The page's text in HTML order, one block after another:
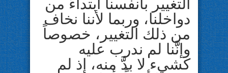
التغيير بأنفسنا ابتداءً من
دواخلنا، وربما لأننا نخاف
من ذلك التغيير، خصوصاً
وإنَّنا لم ندرب عليه
كشيء لا بدَّ منه، إذ لم